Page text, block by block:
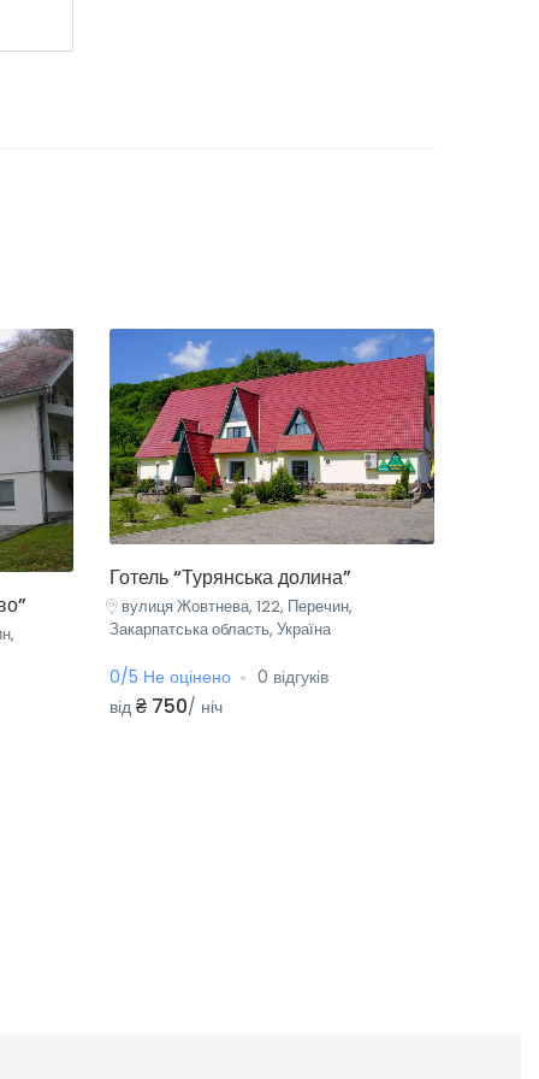
Готель “Турянська долина”
вулиця Жовтнева, 122, Перечин,
Закарпатська область, Україна
0/5 Не оцінено
0 відгуків
від ₴ 750/ ніч